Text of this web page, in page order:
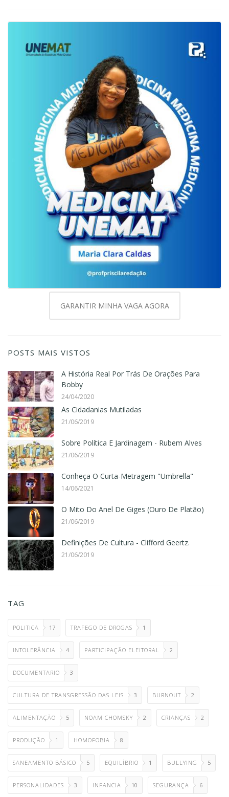
GARANTIR MINHA VAGA AGORA
POSTS MAIS VISTOS
A História Real Por Trás De Orações Para
Bobby
24/04/2020
As Cidadanias Mutiladas
21/06/2019
Sobre Política E Jardinagem - Rubem Alves
21/06/2019
Conheça O Curta-Metragem "Umbrella"
14/06/2021
O Mito Do Anel De Giges (Ouro De Platão)
21/06/2019
Definições De Cultura - Clifford Geertz.
21/06/2019
TAG
POLITICA 17 TRAFEGO DE DROGAS 1
INTOLERÂNCIA 4 PARTICIPAÇÃO ELEITORAL 2
DOCUMENTARIO 3
CULTURA DE TRANSGRESSÃO DAS LEIS 3 BURNOUT 2
ALIMENTAÇÃO 5 NOAM CHOMSKY 2 CRIANÇAS 2
PRODUÇÃO 1 HOMOFOBIA 8
SANEAMENTO BÁSICO 5 EQUILÍBRIO 1 BULLYING 5
PERSONALIDADES 3 INFANCIA 10 SEGURANÇA 6